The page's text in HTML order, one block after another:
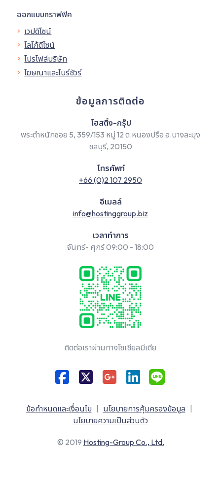
ออกแบบกราฟฟิค
เวปดีไซน์
โลโก้ดีไซน์
โปรไฟล์บริษัท
โฆษณาและโบร์ชัวร์
ข้อมูลการติดต่อ
โฮสติ้ง-กรุ๊ป
พระตำหนักซอย 5, 359/153 หมู่ 12 ต.หนองปรือ อ.บางละมุง
ชลบุรี, 20150
โทรศัพท์
+66 (0)2 107 2950
อีเมลล์
info@hostinggroup.biz
เวลาทำการ
จันทร์- ศุกร์ 09:00 - 18:00
ติดต่อเราผ่านทางโซเชียลมีเดีย
ข้อกำหนดและเงื่อนไข | นโยบายการคุ้มครองข้อมูล |
นโยบายความเป็นส่วนตัว
© 2019 Hosting-Group Co., Ltd.